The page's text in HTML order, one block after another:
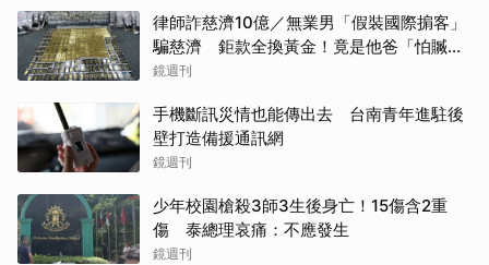
律師詐慈濟10億／無業男「假裝國際掮客」
騙慈濟 鉅款全換黃金！竟是他爸「怕贓款
被敗光」
鏡週刊
手機斷訊災情也能傳出去 台南青年進駐後
壁打造備援通訊網
鏡週刊
少年校園槍殺3師3生後身亡！15傷含2重
傷 泰總理哀痛：不應發生
鏡週刊